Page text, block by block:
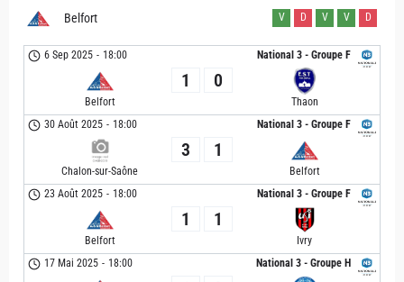
Belfort V D V V D
National 3 - Groupe F
6 Sep 2025 - 18:00
Belfort
1 0
Thaon
National 3 - Groupe F
30 Août 2025 - 18:00
Chalon-sur-Saône
3 1
Belfort
National 3 - Groupe F
23 Août 2025 - 18:00
Belfort
1 1
Ivry
National 3 - Groupe H
17 Mai 2025 - 18:00